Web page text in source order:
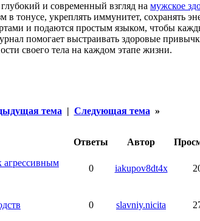
и современный взгляд на мужское
в тонусе, укреплять иммунитет, сохранять
и подаются простым языком, чтобы
помогает выстраивать здоровые
своего тела на каждом этапе жизни.
тема | Следующая тема »
Ответы Автор
агрессивным
0 iakupov8dt4x
0 slavniy.nicita